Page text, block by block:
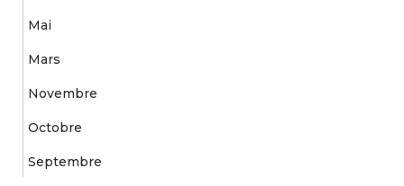
Mai
Mars
Novembre
Octobre
Septembre